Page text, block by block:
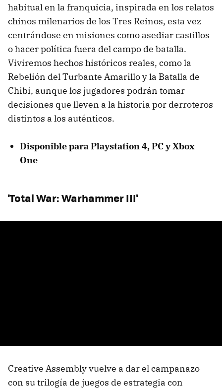
habitual en la franquicia, inspirada en los relatos
chinos milenarios de los Tres Reinos, esta vez
centrándose en misiones como asediar castillos
o hacer política fuera del campo de batalla.
Viviremos hechos históricos reales, como la
Rebelión del Turbante Amarillo y la Batalla de
Chibi, aunque los jugadores podrán tomar
decisiones que lleven a la historia por derroteros
distintos a los auténticos.
Disponible para Playstation 4, PC y Xbox
One
'Total War: Warhammer III'
Creative Assembly vuelve a dar el campanazo
con su trilogía de juegos de estrategia con